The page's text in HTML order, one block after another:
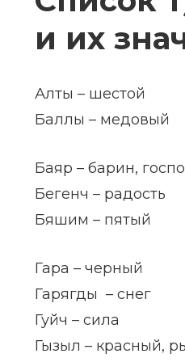
и их
Алты – шестой
Баллы – медовый
Баяр – барин,
Бегенч – радость
Бяшим – пятый
Гара – черный
Гарягды – снег
Гуйч – сила
Гызыл – красный,